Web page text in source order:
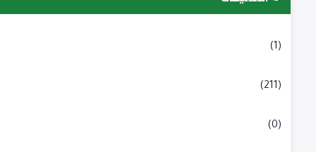
(1)
(211)
(0)